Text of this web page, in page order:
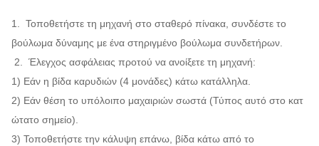
1. Τοποθετήστε τη μηχανή στο σταθερό πίνακα, συνδέστε το
βούλωμα δύναμης με ένα στηριγμένο βούλωμα συνδετήρων.
2. Έλεγχος ασφάλειας προτού να ανοίξετε τη μηχανή:
1) Εάν η βίδα καρυδιών (4 μονάδες) κάτω κατάλληλα.
2) Εάν θέση το υπόλοιπο μαχαιριών σωστά (Τύπος αυτό στο κατ
ώτατο σημείο).
3) Τοποθετήστε την κάλυψη επάνω, βίδα κάτω από το